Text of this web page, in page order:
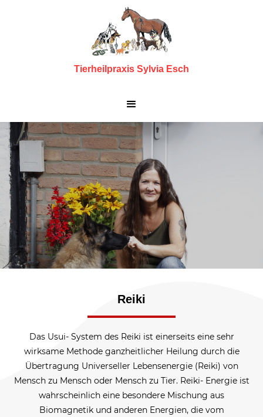
Tierheilpraxis Sylvia Esch
Reiki
Das Usui- System des Reiki ist einerseits eine sehr
wirksame Methode ganzheitlicher Heilung durch die
Übertragung Universeller Lebensenergie (Reiki) von
Mensch zu Mensch oder Mensch zu Tier. Reiki- Energie ist
wahrscheinlich eine besondere Mischung aus
Biomagnetik und anderen Energien, die vom